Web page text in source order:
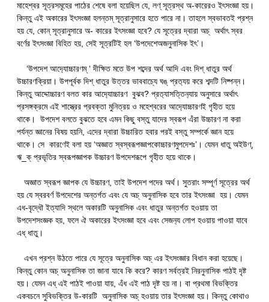
মাহেশ্বর সূত্রসমূহের পাঠের শেষে বলা হয়েছিল যে, লণ্ সূত্রস্থ অ-কারেরও ইৎসংজ্ঞা হয়।
কিন্তু এই অকারের ইৎসংজ্ঞা হলন্তম্ সূত্রানুসারে হতে পারে না। তাহলে স্বভাবতই প্রশ্ন
হয় যে, কোন্ সূত্রানুসারে অ- কারের ইৎসংজ্ঞা হবে? যে সূত্রের দ্বারা অচ্ অর্থাৎ স্বর
বর্ণের ইৎসংজ্ঞা বিহিত হয়, সেই সূত্রটিই হল ‘উপদেশেঅজনুনাসিক ইৎ’।
‘উপদেশ আদ‍্যোচ্চারণম্ ‘ দীক্ষিত মতে উপ শব্দের অর্থ আদি এবং দিশ্ ধাতুর অর্থ
উচ্চারণক্রিয়া। উপপূর্বক দিশ্ ধাতুর উত্তর ভাববাচ্যে ঘঙ্ প্রত‍্যয় করে শব্দটি নিষ্পন্ন।
কিন্তু আদ্দোচ্চারণ বলত কার আদ‍্যোচ্চারণ বুঝব? প্রত‍্যাসত্তিন‍্যায় অনুসারে অর্থাৎ
প্রসঙ্গক্রমে এই শাস্ত্রের প্রবক্তা মুনিত্রয় ও মহেশ্বরের আদ‍্যোচ্চারণই গৃহীত হয়ে
থাকে। উপদেশ বলতে বুঝতে হবে এমন কিছু বস্তু যাদের স্বরূপ এঁরা উচ্চারণ না করা
পর্যন্ত জ্ঞানের বিষয় হয়নি, এদের দ্বারা উচ্চারিত হবার পরই বস্তু সম্পর্কে জ্ঞান হয়ে
থাকে। সে কারণেই বলা হয় ‘অজ্ঞাত স্বস্বরূপজ্ঞাপকোচ্চারণমুপদেশঃ’। যেমন ধাতু অইউণ্,
ঋ_ক্ প্রভৃতির স্বরূপজ্ঞাপক উচ্চারণ উপদেশরূপে গৃহীত হয়ে থাকে।
অজ্ঞাত স্বরূপ জ্ঞাপক যে উচ্চারণ, তাই উপদেশ পদের অর্থ। সুতরাং সম্পূর্ণ সূত্রের অর্থ
হয় যে স্বরবর্ণ উপদেশের অন্তর্গত এবং যে অচ্ অনুনাসিক হবে তার ইৎসংজ্ঞা হয়। যেমন
এধ-বৃদ্ধৌ ইত্যাদি স্থলে অকারটি অনুনাসিক এবং ধাতুর অন্তর্গত হওয়ায় তা
উপদেশসংজ্ঞক হয়, ফলে ঐ অকারের ইৎসংজ্ঞা হবে এবং সেজন‍্য লোপ হওয়ায় পাওয়া যাবে
এধ্ ধাতু।
এখন প্রশ্ন উঠতে পারে যে সূত্রে অনুনাসিক অচ্ এর ইৎসংজ্ঞার বিধান করা হয়েছে।
কিন্তু কোন অচ্ অনুনাসিক তা জানা যাবে কি করে? কারণ সর্বত্রই নিরনুনাসিক পাঠই দৃষ্ট
হয়। যেমন এধ্ এই পাঠই পাওয়া যায়, এঁধ এই পাঠ দৃষ্ট হয় না। বা প্রথমা বিভক্তির
একবচনে সুবিভক্তির উ-কারটি অনুনাসিক অচ্ হওয়ায় তার ইৎসংজ্ঞা হয়। কিন্তু কোথাও